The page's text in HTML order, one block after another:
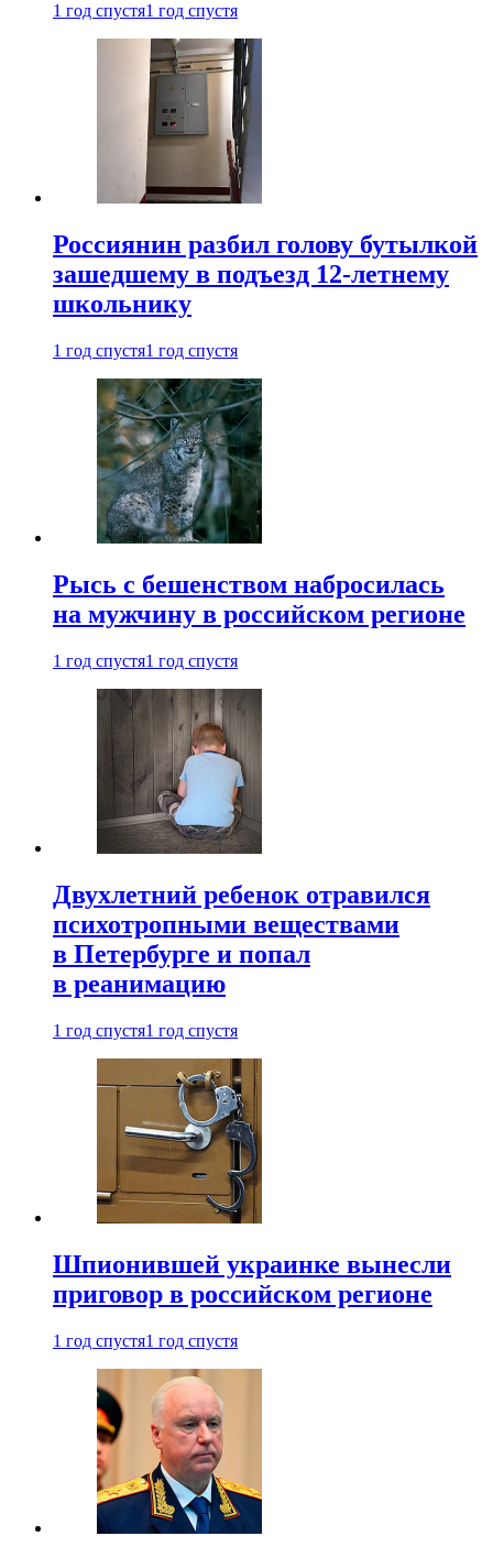
1 год спустя1 год спустя
Россиянин разбил голову бутылкой
зашедшему в подъезд 12-летнему
школьнику
1 год спустя1 год спустя
Рысь с бешенством набросилась
на мужчину в российском регионе
1 год спустя1 год спустя
Двухлетний ребенок отравился
психотропными веществами
в Петербурге и попал
в реанимацию
1 год спустя1 год спустя
Шпионившей украинке вынесли
приговор в российском регионе
1 год спустя1 год спустя